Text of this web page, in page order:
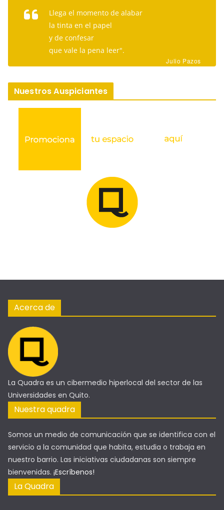
Llega el momento de alabar
la tinta en el papel
y de confesar
que vale la pena leer".
Julio Pazos
Nuestros Auspiciantes
Acerca de
La Quadra es un cibermedio hiperlocal del sector de las
Universidades en Quito.
Nuestra quadra
Somos un medio de comunicación que se identifica con el
servicio a la comunidad que habita, estudia o trabaja en
nuestro barrio. Las iniciativas ciudadanas son siempre
bienvenidas. ¡Escríbenos!
La Quadra